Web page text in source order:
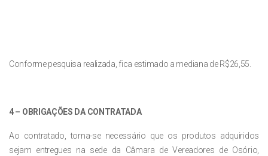
Conforme pesquisa realizada, fica estimado a mediana de R$26,55.
4 – OBRIGAÇÕES DA CONTRATADA
Ao contratado, torna-se necessário que os produtos adquiridos
sejam entregues na sede da Câmara de Vereadores de Osório,